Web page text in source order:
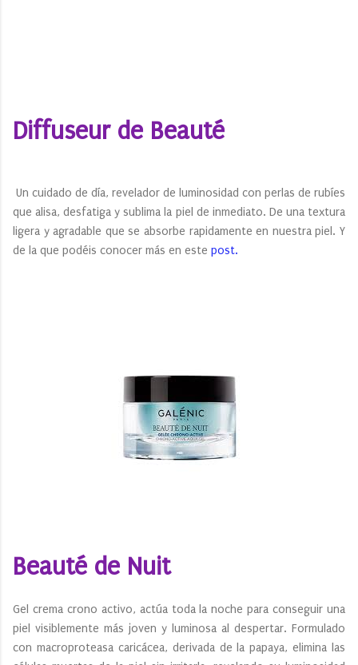
Diffuseur de Beauté
Un cuidado de día, revelador de luminosidad con perlas de rubíes
que alisa, desfatiga y sublima la piel de inmediato. De una textura
ligera y agradable que se absorbe rapidamente en nuestra piel. Y
de la que podéis conocer más en este post.
Beauté de Nuit
Gel crema crono activo, actúa toda la noche para conseguir una
piel visiblemente más joven y luminosa al despertar. Formulado
con macroproteasa caricácea, derivada de la papaya, elimina las